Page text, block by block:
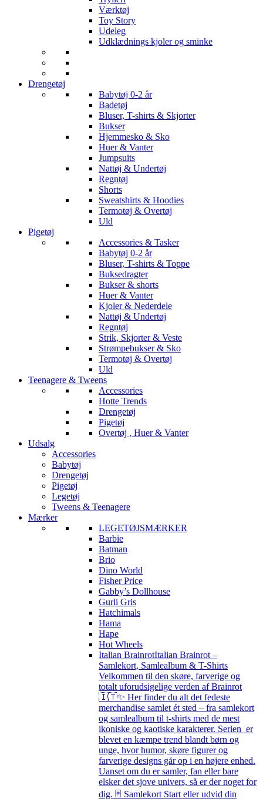
Værktøj
Toy Story
Udeleg
Udklædnings kjoler og sminke
Drengetøj
Babytøj 0-2 år
Badetøj
Bluser, T-shirts & Skjorter
Bukser
Hjemmesko & Sko
Huer & Vanter
Jumpsuits
Nattøj & Undertøj
Regntøj
Shorts
Sweatshirts & Hoodies
Termotøj & Overtøj
Uld
Pigetøj
Accessories & Tasker
Babytøj 0-2 år
Bluser, T-shirts & Toppe
Buksedragter
Bukser & shorts
Huer & Vanter
Kjoler & Nederdele
Nattøj & Undertøj
Regntøj
Strik, Skjorter & Veste
Strømpebukser & Sko
Termotøj & Overtøj
Uld
Teenagere & Tweens
Accessories
Hotte Trends
Drengetøj
Pigetøj
Overtøj , Huer & Vanter
Udsalg
Accessories
Babytøj
Drengetøj
Pigetøj
Legetøj
Tweens & Teenagere
Mærker
LEGETØJSMÆRKER
Barbie
Batman
Brio
Dino World
Fisher Price
Gabby’s Dollhouse
Gurli Gris
Hatchimals
Hama
Hape
Hot Wheels
Italian BrainrotItalian Brainrot –
Samlekort, Samlealbum & T-Shirts
Velkommen til den skøre, farverige og
totalt uforudsigelige verden af Brainrot
🇮🇹✨ Her finder du alt det fedeste
merchandise samlet ét sted – fra samlekort
og samlealbum til t-shirts med de mest
ikoniske og kaotiske karakterer. Serien er
blevet en kæmpe trend blandt børn og
unge, hvor humor, skøre figurer og
farverige designs går op i en højere enhed.
Uanset om du er samler, fan eller bare
elsker det sjove univers, så er der noget for
dig. 🃏 Samlekort Start eller udvid din